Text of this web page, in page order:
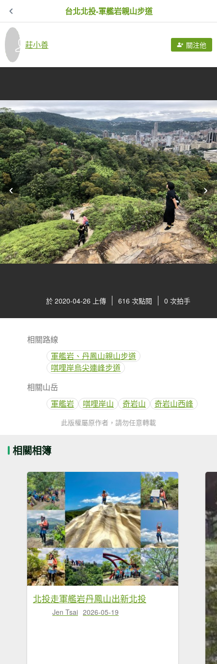
台北北投-軍艦岩親山步道
莊小善 關注他
於 2020-04-26 上傳 616 次點閱 0 次拍手
相關路線
軍艦岩、丹鳳山親山步道
唭哩岸烏尖連峰步道
相關山岳
軍艦岩
唭哩岸山 奇岩山 奇岩山西峰
此版權屬原作者，請勿任意轉載
相關相簿
北投走軍艦岩丹鳳山出新北投
Jen Tsai 2026-05-19